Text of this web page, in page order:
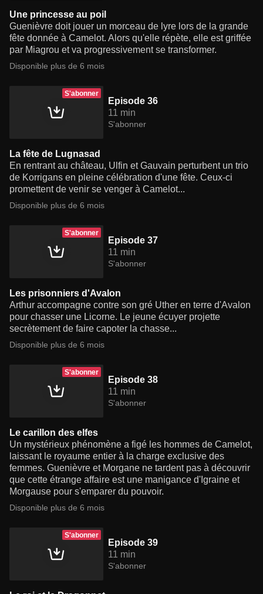
Une princesse au poil
Guenièvre doit jouer un morceau de lyre lors de la grande
fête donnée à Camelot. Alors qu'elle répète, elle est griffée
par Miagrou et va progressivement se transformer.
Disponible plus de 6 mois
S'abonner
Episode 36
11 min
S'abonner
La fête de Lugnasad
En rentrant au château, Ulfin et Gauvain perturbent un trio
de Korrigans en pleine célébration d'une fête. Ceux-ci
promettent de venir se venger à Camelot...
Disponible plus de 6 mois
S'abonner
Episode 37
11 min
S'abonner
Les prisonniers d'Avalon
Arthur accompagne contre son gré Uther en terre d'Avalon
pour chasser une Licorne. Le jeune écuyer projette
secrètement de faire capoter la chasse...
Disponible plus de 6 mois
S'abonner
Episode 38
11 min
S'abonner
Le carillon des elfes
Un mystérieux phénomène a figé les hommes de Camelot,
laissant le royaume entier à la charge exclusive des
femmes. Guenièvre et Morgane ne tardent pas à découvrir
que cette étrange affaire est une manigance d'Igraine et
Morgause pour s'emparer du pouvoir.
Disponible plus de 6 mois
S'abonner
Episode 39
11 min
S'abonner